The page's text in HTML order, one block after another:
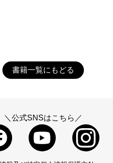
書籍一覧にもどる
＼公式SNSはこちら／